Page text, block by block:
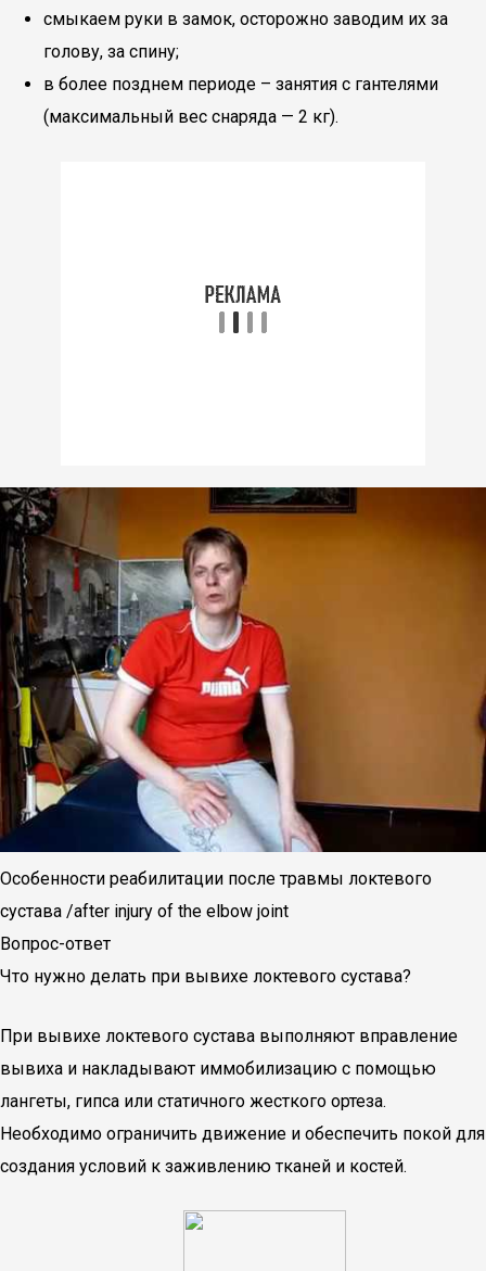
смыкаем руки в замок, осторожно заводим их за
голову, за спину;
в более позднем периоде – занятия с гантелями
(максимальный вес снаряда — 2 кг).
Особенности реабилитации после травмы локтевого
сустава /after injury of the elbow joint
Вопрос-ответ
Что нужно делать при вывихе локтевого сустава?
При вывихе локтевого сустава выполняют вправление
вывиха и накладывают иммобилизацию с помощью
лангеты, гипса или статичного жесткого ортеза.
Необходимо ограничить движение и обеспечить покой для
создания условий к заживлению тканей и костей.